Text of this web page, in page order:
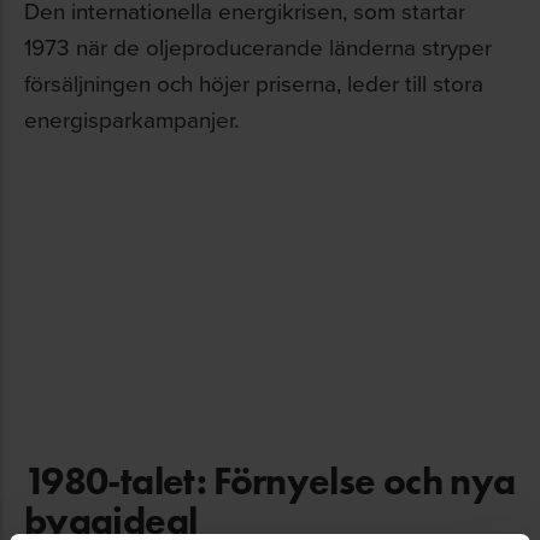
Den internationella energikrisen, som startar
1973 när de oljeproducerande länderna stryper
försäljningen och höjer priserna, leder till stora
energisparkampanjer.
1980-talet: Förnyelse och nya
byggideal